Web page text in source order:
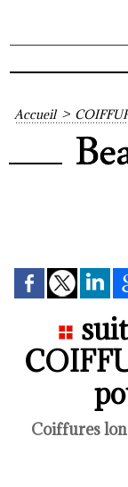
Accueil >
Coiffures